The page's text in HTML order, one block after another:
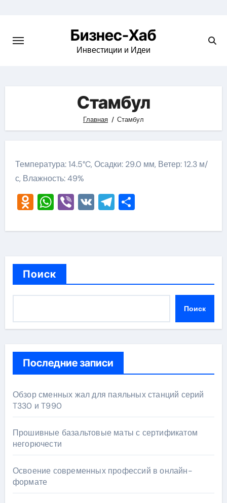
content
Бизнес-Хаб
Инвестиции и Идеи
Стамбул
Главная Стамбул
Температура: 14.5°C, Осадки: 29.0 мм, Ветер: 12.3 м/
с, Влажность: 49%
Odnoklassniki
WhatsApp
Viber
VKTelegram
Отправить
Поиск
Поиск
Последние записи
Обзор сменных жал для паяльных станций серий
T330 и T990
Прошивные базальтовые маты с сертификатом
негорючести
Освоение современных профессий в онлайн-
формате